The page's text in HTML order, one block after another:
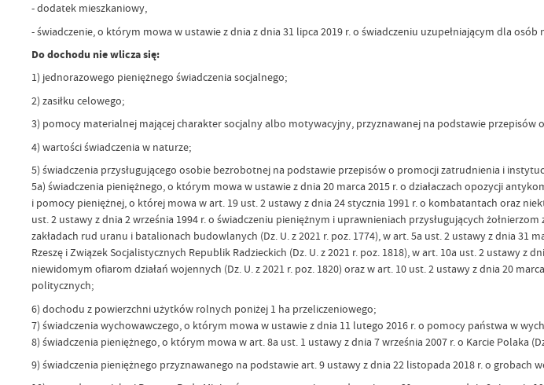
- dodatek mieszkaniowy,
- świadczenie, o którym mowa w ustawie z dnia z dnia 31 lipca 2019 r. o świadczeniu uzupełniającym dla
Do dochodu nie wlicza się:
1) jednorazowego pieniężnego świadczenia socjalnego;
2) zasiłku celowego;
3) pomocy materialnej mającej charakter socjalny albo motywacyjny, przyznawanej na podstawie przepisów
4) wartości świadczenia w naturze;
5) świadczenia przysługującego osobie bezrobotnej na podstawie przepisów o promocji zatrudnienia i
5a) świadczenia pieniężnego, o którym mowa w ustawie z dnia 20 marca 2015 r. o działaczach opozycji
i pomocy pieniężnej, o której mowa w art. 19 ust. 2 ustawy z dnia 24 stycznia 1991 r. o kombatantach oraz
ust. 2 ustawy z dnia 2 września 1994 r. o świadczeniu pieniężnym i uprawnieniach przysługujących
zakładach rud uranu i batalionach budowlanych (Dz. U. z 2021 r. poz. 1774), w art. 5a ust. 2 ustawy z dnia
Rzeszę i Związek Socjalistycznych Republik Radzieckich (Dz. U. z 2021 r. poz. 1818), w art. 10a ust. 2 ustawy
niewidomym ofiarom działań wojennych (Dz. U. z 2021 r. poz. 1820) oraz w art. 10 ust. 2 ustawy z dnia 20
politycznych;
6) dochodu z powierzchni użytków rolnych poniżej 1 ha przeliczeniowego;
7) świadczenia wychowawczego, o którym mowa w ustawie z dnia 11 lutego 2016 r. o pomocy państwa w
8) świadczenia pieniężnego, o którym mowa w art. 8a ust. 1 ustawy z dnia 7 września 2007 r. o Karcie Polaka
9) świadczenia pieniężnego przyznawanego na podstawie art. 9 ustawy z dnia 22 listopada 2018 r. o grobach